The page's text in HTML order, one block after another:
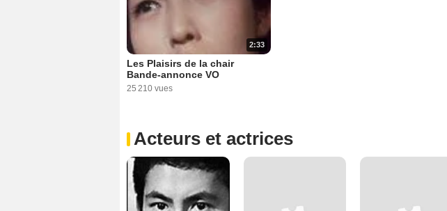
2:33
Les Plaisirs de la chair
Bande-annonce VO
25 210 vues
Acteurs et actrices